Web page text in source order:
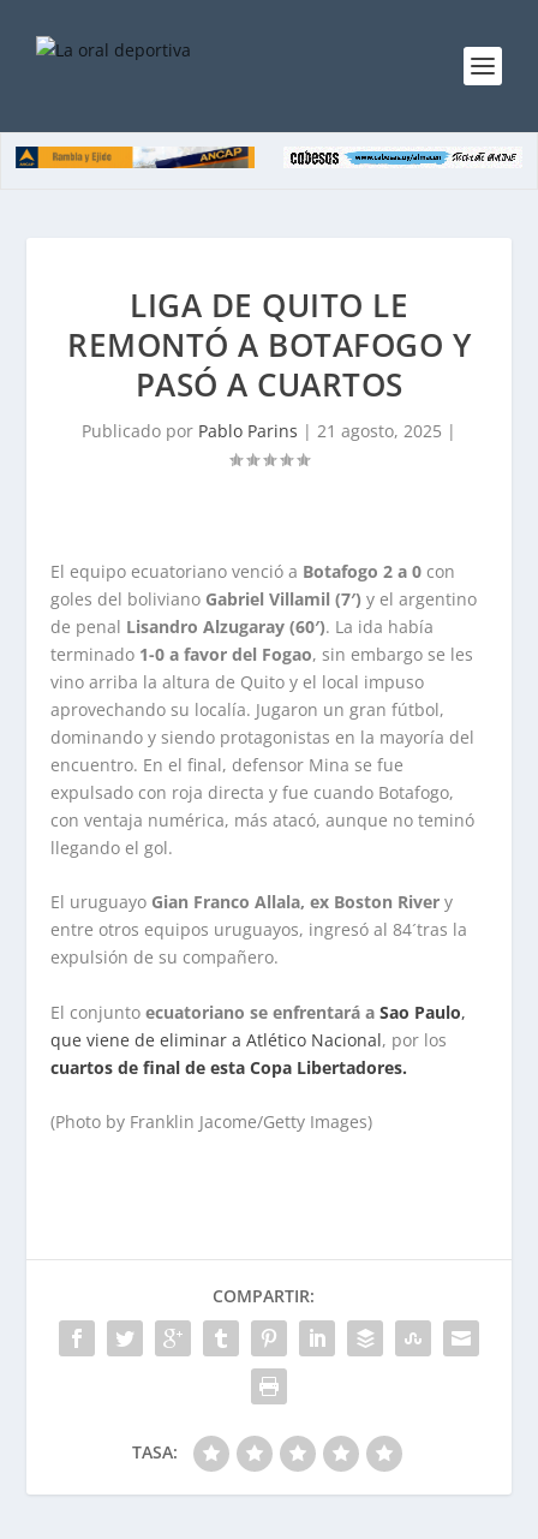
LIGA DE QUITO LE
REMONTÓ A BOTAFOGO Y
PASÓ A CUARTOS
Publicado por Pablo Parins | 21 agosto, 2025 |
El equipo ecuatoriano venció a Botafogo 2 a 0 con
goles del boliviano Gabriel Villamil (7′)y el argentino
de penal Lisandro Alzugaray (60′). La ida había
terminado 1-0 a favor del Fogao, sin embargo se les
vino arriba la altura de Quito y el local impuso
aprovechando su localía. Jugaron un gran fútbol,
dominando y siendo protagonistas en la mayoría del
encuentro. En el final, defensor Mina se fue
expulsado con roja directa y fue cuando Botafogo,
con ventaja numérica, más atacó, aunque no teminó
llegando el gol.
El uruguayo Gian Franco Allala, ex Boston River y
entre otros equipos uruguayos, ingresó al 84´tras la
expulsión de su compañero.
El conjunto ecuatoriano se enfrentará aSao Paulo,
que viene de eliminar a Atlético Nacional, por los
cuartos de final de esta Copa Libertadores.
(Photo by Franklin Jacome/Getty Images)
COMPARTIR:
TASA: